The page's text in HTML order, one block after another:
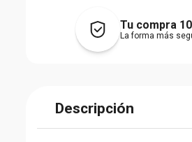
Tu compra
La forma más
Descripción